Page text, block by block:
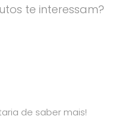
te interessam?
de saber mais!